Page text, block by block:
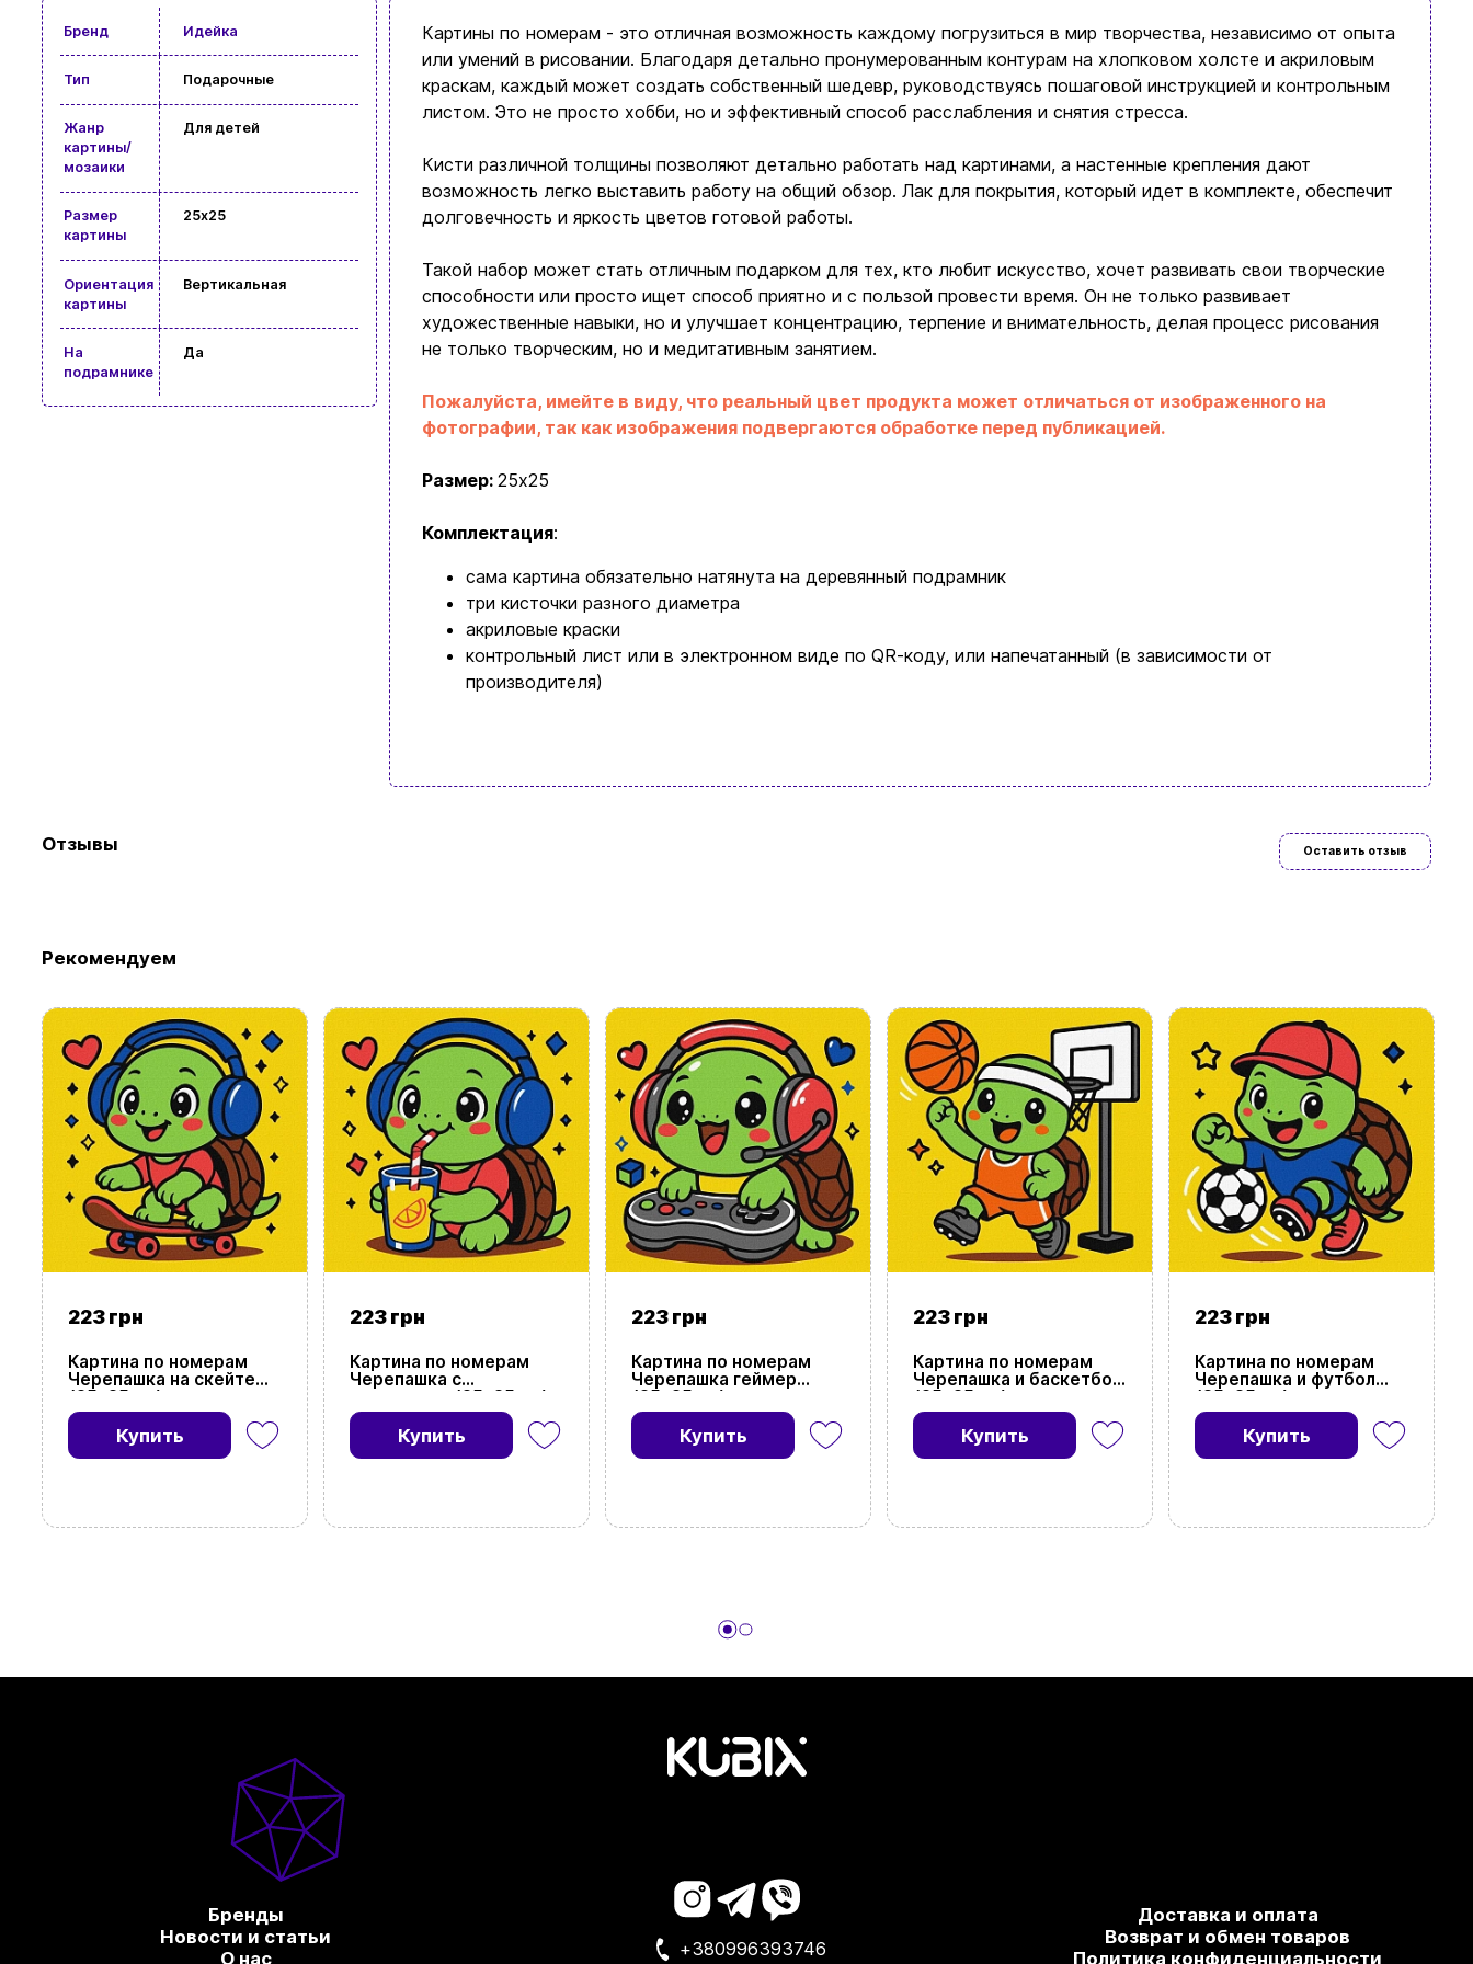
Бренд Идейка
Тип Подарочные
Жанр
картины/
мозаики
Для детей
Размер
картины
25x25
Ориентация
картины
Вертикальная
На
подрамнике
Да
Картины по номерам - это отличная возможность каждому погрузиться в мир творчества, независимо от опыта
или умений в рисовании. Благодаря детально пронумерованным контурам на хлопковом холсте и акриловым
краскам, каждый может создать собственный шедевр, руководствуясь пошаговой инструкцией и контрольным
листом. Это не просто хобби, но и эффективный способ расслабления и снятия стресса.
Кисти различной толщины позволяют детально работать над картинами, а настенные крепления дают
возможность легко выставить работу на общий обзор. Лак для покрытия, который идет в комплекте, обеспечит
долговечность и яркость цветов готовой работы.
Такой набор может стать отличным подарком для тех, кто любит искусство, хочет развивать свои творческие
способности или просто ищет способ приятно и с пользой провести время. Он не только развивает
художественные навыки, но и улучшает концентрацию, терпение и внимательность, делая процесс рисования
не только творческим, но и медитативным занятием.
Пожалуйста, имейте в виду, что реальный цвет продукта может отличаться от изображенного на
фотографии, так как изображения подвергаются обработке перед публикацией.
Размер:25х25
Комплектация:
сама картина обязательно натянута на деревянный подрамник
три кисточки разного диаметра
акриловые краски
контрольный лист или в электронном виде по QR-коду, или напечатанный (в зависимости от
производителя)
Отзывы Оставить отзыв
Рекомендуем
223 грн
Картина по номерам
Черепашка на скейте
(25х25 см)
Купить
223 грн
Картина по номерам
Черепашка с
лимонадом (25х25 см)
Купить
223 грн
Картина по номерам
Черепашка геймер
(25х25 см)
Купить
223 грн
Картина по номерам
Черепашка и баскетбол
(25х25 см)
Купить
223 грн
Картина по номерам
Черепашка и футбол
(25х25 см)
Купить
Бренды
Новости и статьи
О нас
+380996393746
Доставка и оплата
Возврат и обмен товаров
Политика конфиденциальности
Ввойти Регистрация
Доставка и оплата
Политика конфиденциальности
Контакты
Ваша корзина сейчас пуста
Просмотрите ассортимент нашего магазина и вы обязательно
найдете что-нибудь интересное